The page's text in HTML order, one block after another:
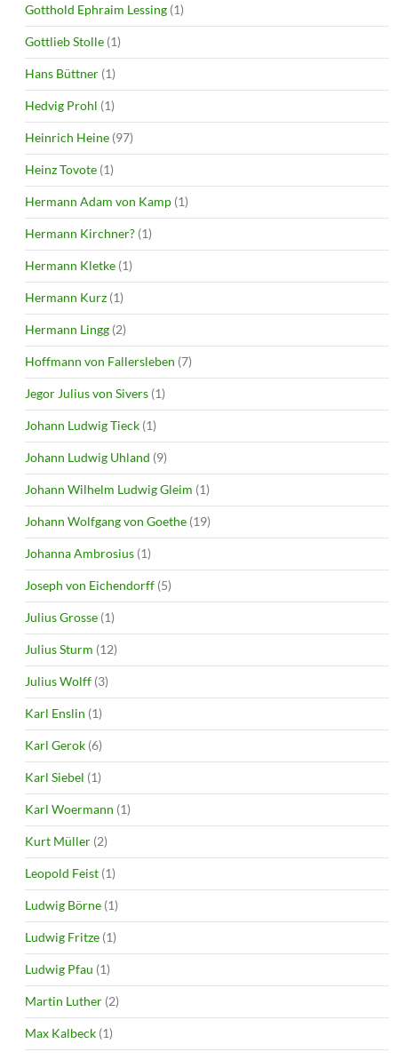
Gotthold Ephraim Lessing (1)
Gottlieb Stolle (1)
Hans Büttner (1)
Hedvig Prohl (1)
Heinrich Heine (97)
Heinz Tovote (1)
Hermann Adam von Kamp (1)
Hermann Kirchner? (1)
Hermann Kletke (1)
Hermann Kurz (1)
Hermann Lingg (2)
Hoffmann von Fallersleben (7)
Jegor Julius von Sivers (1)
Johann Ludwig Tieck (1)
Johann Ludwig Uhland (9)
Johann Wilhelm Ludwig Gleim (1)
Johann Wolfgang von Goethe (19)
Johanna Ambrosius (1)
Joseph von Eichendorff (5)
Julius Grosse (1)
Julius Sturm (12)
Julius Wolff (3)
Karl Enslin (1)
Karl Gerok (6)
Karl Siebel (1)
Karl Woermann (1)
Kurt Müller (2)
Leopold Feist (1)
Ludwig Börne (1)
Ludwig Fritze (1)
Ludwig Pfau (1)
Martin Luther (2)
Max Kalbeck (1)